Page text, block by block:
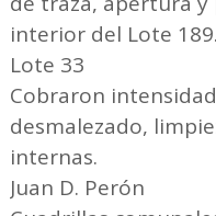
interior del Lote 189.
Lote 33
Cobraron
desmalezado,
internas.
Juan D. Perón